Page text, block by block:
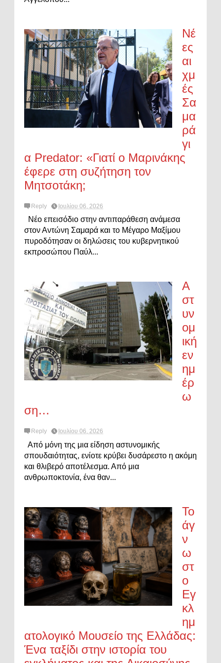
Νέ
ες
αι
χμ
ές
Σα
μα
ρά
γι
α Predator: «Γιατί ο Μαρινάκης
έφερε στη συζήτηση τον
Μητσοτάκη;
Reply Ιουλίου 06, 2026
Νέο επεισόδιο στην αντιπαράθεση ανάμεσα
στον Αντώνη Σαμαρά και το Μέγαρο Μαξίμου
πυροδότησαν οι δηλώσεις του κυβερνητικού
εκπροσώπου Παύλ...
Α
στ
υν
ομ
ική
εν
ημ
έρ
ω
ση…
Reply Ιουλίου 06, 2026
Από μόνη της μια είδηση αστυνομικής
σπουδαιότητας, ενίοτε κρύβει δυσάρεστο η ακόμη
και θλιβερό αποτέλεσμα. Από μια
ανθρωποκτονία, ένα θαν...
Το
άγ
ν
ω
στ
ο
Εγ
κλ
ημ
ατολογικό Μουσείο της Ελλάδας:
Ένα ταξίδι στην ιστορία του